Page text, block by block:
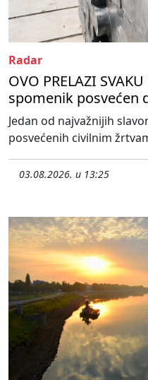
Radar
OVO PRELAZI
spomenik posvećen
Jedan od najvažnijih
posvećenih civilnim
03.08.2026. u 13:25